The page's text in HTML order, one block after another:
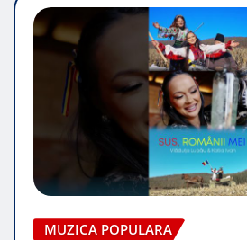
MUZICA POPULARA